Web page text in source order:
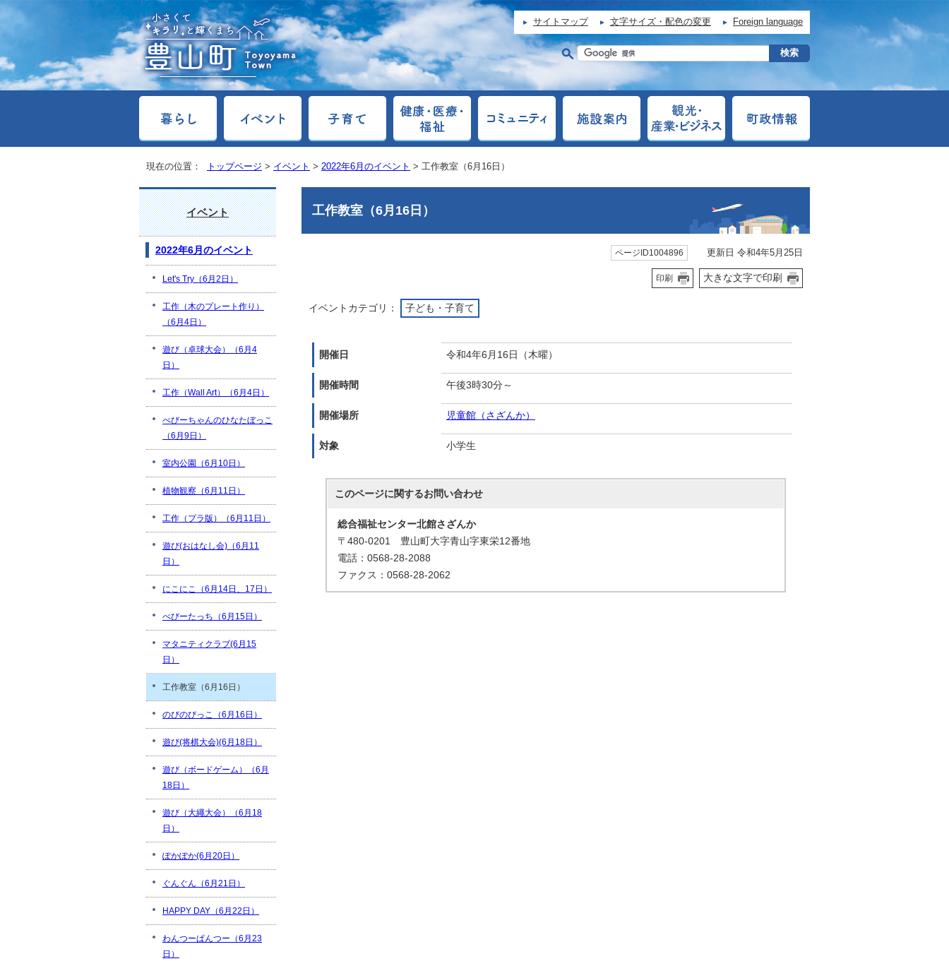
サイトマップ 文字サイズ・配色の変更 Foreign language
現在の位置： トップページ > イベント > 2022年6月のイベント > 工作教室（6月16日）
工作教室（6月16日）
ページID1004896 更新日 令和4年5月25日
印刷 大きな文字で印刷
イベントカテゴリ： 子ども・子育て
開催日 令和4年6月16日（木曜）
開催時間 午後3時30分～
開催場所 児童館（さざんか）
対象 小学生
このページに関するお問い合わせ
総合福祉センター北館さざんか
〒480-0201 豊山町大字青山字東栄12番地
電話：0568-28-2088
ファクス：0568-28-2062
イベント
2022年6月のイベント
Let's Try（6月2日）
工作（木のプレート作り）
（6月4日）
遊び（卓球大会）（6月4
日）
工作（Wall Art）（6月4日）
べびーちゃんのひなたぼっこ
（6月9日）
室内公園（6月10日）
植物観察（6月11日）
工作（プラ版）（6月11日）
遊び(おはなし会)（6月11
日）
にこにこ（6月14日、17日）
べびーたっち（6月15日）
マタニティクラブ(6月15
日）
工作教室（6月16日）
のびのびっこ（6月16日）
遊び(将棋大会)(6月18日）
遊び（ボードゲーム）（6月
18日）
遊び（大繩大会）（6月18
日）
ぽかぽか(6月20日）
ぐんぐん（6月21日）
HAPPY DAY（6月22日）
わんつーぱんつー（6月23
日）